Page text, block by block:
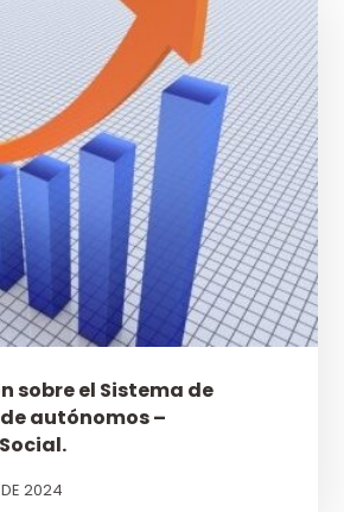
sobre el Sistema de
autónomos –
2024